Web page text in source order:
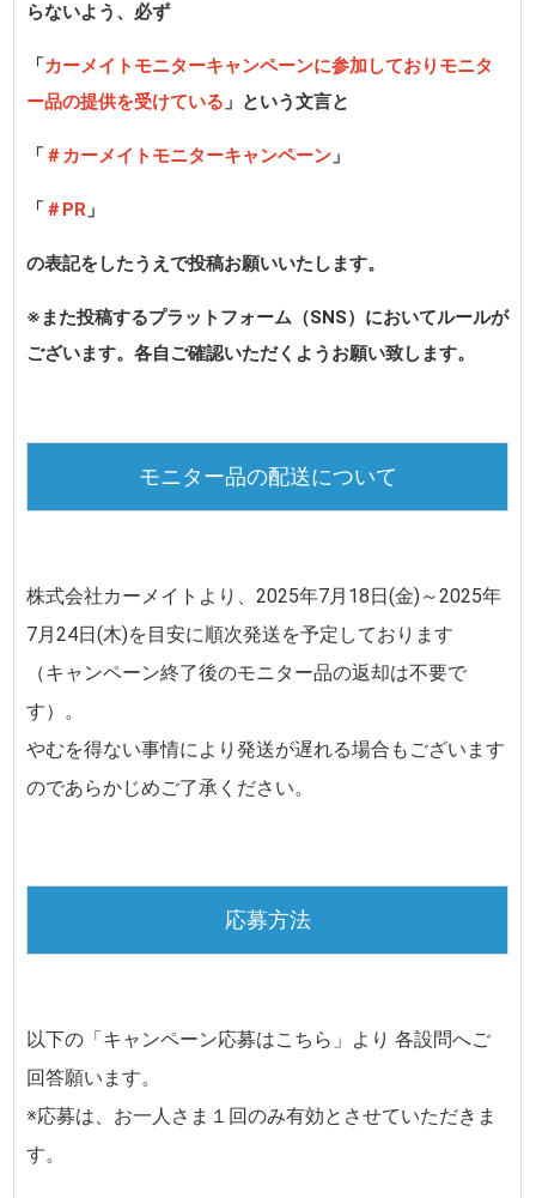
らないよう、必ず
「カーメイトモニターキャンペーンに参加しておりモニタ
ー品の提供を受けている 」という文言と
「 ＃カーメイトモニターキャンペーン 」
「 ＃PR 」
の表記をしたうえで投稿お願いいたします。
※また投稿するプラットフォーム（SNS）においてルールが
ございます。各自ご確認いただくようお願い致します。
モニター品の配送について
株式会社カーメイトより、2025年7月18日(金)～2025年
7月24日(木)を目安に順次発送を予定しております
（キャンペーン終了後のモニター品の返却は不要で
す）。
やむを得ない事情により発送が遅れる場合もございます
のであらかじめご了承ください。
応募方法
以下の「キャンペーン応募はこちら」より 各設問へご
回答願います。
※応募は、お一人さま１回のみ有効とさせていただきま
す。